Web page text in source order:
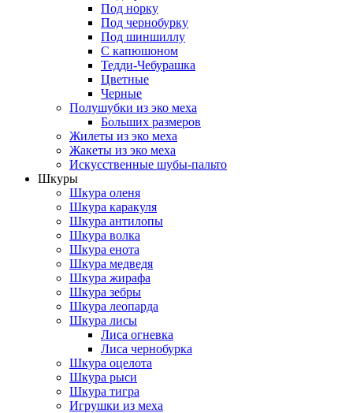
Под норку
Под чернобурку
Под шиншиллу
С капюшоном
Тедди-Чебурашка
Цветные
Черные
Полушубки из эко меха
Больших размеров
Жилеты из эко меха
Жакеты из эко меха
Искусственные шубы-пальто
Шкуры
Шкура оленя
Шкура каракуля
Шкура антилопы
Шкура волка
Шкура енота
Шкура медведя
Шкура жирафа
Шкура зебры
Шкура леопарда
Шкура лисы
Лиса огневка
Лиса чернобурка
Шкура оцелота
Шкура рыси
Шкура тигра
Игрушки из меха